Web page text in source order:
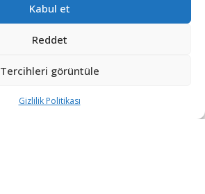
Kabul et
Reddet
Tercihleri görüntüle
Gizlilik Politikası
DEVAMI YÜKLE